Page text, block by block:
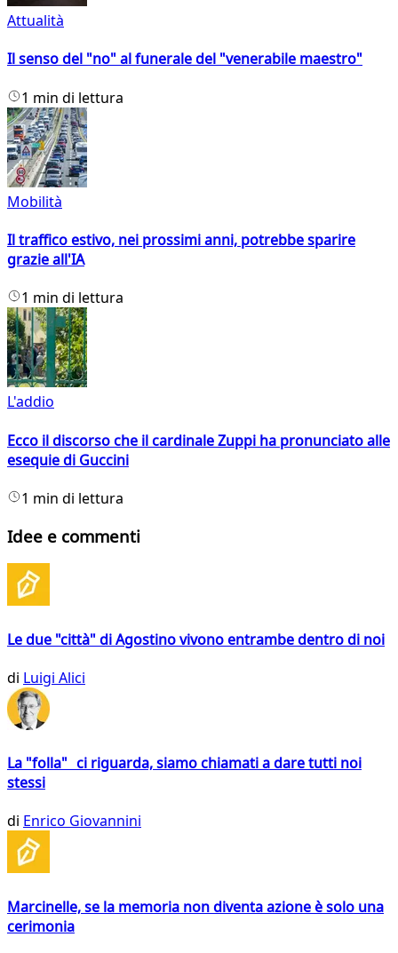
Attualità
Il senso del "no" al funerale del "venerabile maestro"
1 min di lettura
Mobilità
Il traffico estivo, nei prossimi anni, potrebbe sparire
grazie all'IA
1 min di lettura
L'addio
Ecco il discorso che il cardinale Zuppi ha pronunciato alle
esequie di Guccini
1 min di lettura
Idee e commenti
Le due "città" di Agostino vivono entrambe dentro di noi
di Luigi Alici
La "folla" ci riguarda, siamo chiamati a dare tutti noi
stessi
di Enrico Giovannini
Marcinelle, se la memoria non diventa azione è solo una
cerimonia